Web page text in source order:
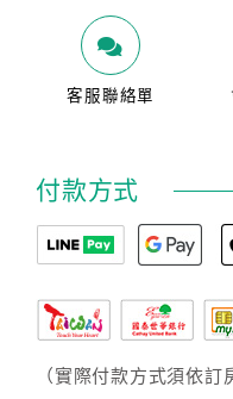
客服聯絡單
付款方式
（實際付款方式須依訂